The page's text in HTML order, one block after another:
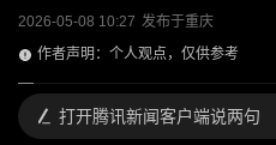
2026-05-08 10:27 发布于重庆
作者声明：个人观点，仅供参考
打开腾讯新闻客户端说两句